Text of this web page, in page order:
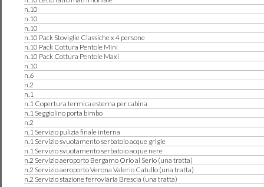
n.10
n.10
n.10
n.10 Pack Stoviglie Classiche x 4 persone
n.10 Pack Cottura Pentole Mini
n.10 Pack Cottura Pentole Maxi
n.10
n.6
n.2
n.1
n.1 Copertura termica esterna per cabina
n.1 Seggiolino porta bimbo
n.2
n.1 Servizio pulizia finale interna
n.1 Servizio svuotamento serbatoio acque grigie
n.1 Servizio svuotamento serbatoio acque nere
n.2 Servizio aeroporto Bergamo Orio al Serio (una tratta)
n.2 Servizio aeroporto Verona Valerio Catullo (una tratta)
n.2 Servizio stazione ferroviaria Brescia (una tratta)